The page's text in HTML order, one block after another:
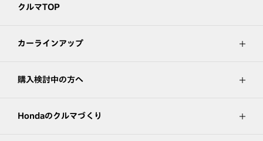
クルマTOP
カーラインアップ
購入検討中の方へ
Hondaのクルマづくり